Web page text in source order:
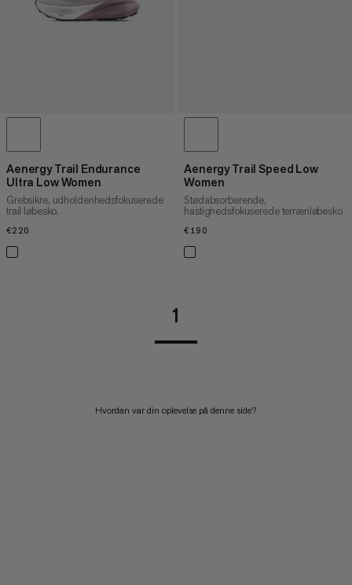
Aenergy Trail Endurance
Ultra Low Women
Grebsikre, udholdenhedsfokuserede
trail løbesko.
€220
Aenergy Trail Speed Low
Women
Stødabsorberende,
hastighedsfokuserede terrænløbesko
€190
1
Hvordan var din oplevelse på denne side?